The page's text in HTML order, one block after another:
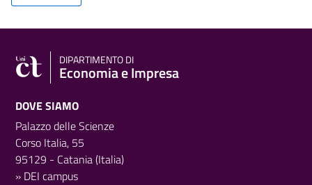
DIPARTIMENTO DI
Economia e Impresa
DOVE SIAMO
Palazzo delle Scienze
Corso Italia, 55
95129 - Catania (Italia)
» DEI campus